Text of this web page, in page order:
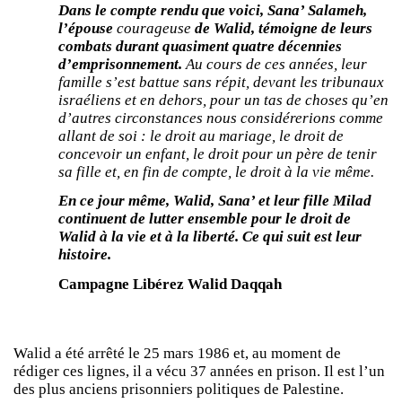
Dans le compte rendu que voici, Sana’ Salameh,
l’épouse courageuse de Walid, témoigne de leurs
combats durant quasiment quatre décennies
d’emprisonnement. Au cours de ces années, leur
famille s’est battue sans répit, devant les tribunaux
israéliens et en dehors, pour un tas de choses qu’en
d’autres circonstances nous considérerions comme
allant de soi : le droit au mariage, le droit de
concevoir un enfant, le droit pour un père de tenir
sa fille et, en fin de compte, le droit à la vie même.
En ce jour même, Walid, Sana’ et leur fille Milad
continuent de lutter ensemble pour le droit de
Walid à la vie et à la liberté. Ce qui suit est leur
histoire.
Campagne Libérez Walid Daqqah
Walid a été arrêté le 25 mars 1986 et, au moment de
rédiger ces lignes, il a vécu 37 années en prison. Il est l’un
des plus anciens prisonniers politiques de Palestine.